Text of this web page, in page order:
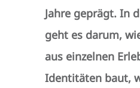
Jahre geprägt. In
geht es darum,
aus einzelnen
Identitäten baut,